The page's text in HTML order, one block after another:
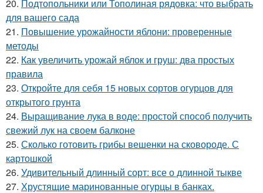
20. Подтопольники или Тополиная рядовка: что выбрать
для вашего сада
21. Повышение урожайности яблони: проверенные
методы
22. Как увеличить урожай яблок и груш: два простых
правила
23. Откройте для себя 15 новых сортов огурцов для
открытого грунта
24. Выращивание лука в воде: простой способ получить
свежий лук на своем балконе
25. Сколько готовить грибы вешенки на сковороде. С
картошкой
26. Удивительный длинный сорт: все о длинной тыкве
27. Хрустящие маринованные огурцы в банках.